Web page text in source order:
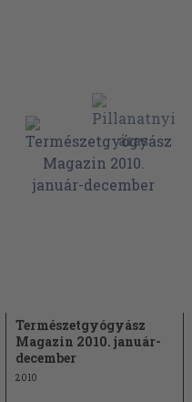
Természetgyógyász
Magazin 2010. január-
december
2010